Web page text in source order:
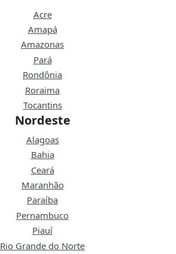
Acre
Amapá
Amazonas
Pará
Rondônia
Roraima
Tocantins
Nordeste
Alagoas
Bahia
Ceará
Maranhão
Paraíba
Pernambuco
Piauí
Rio Grande do Norte